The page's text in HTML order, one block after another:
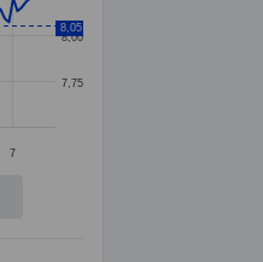
7
7,75
8,00
8,05